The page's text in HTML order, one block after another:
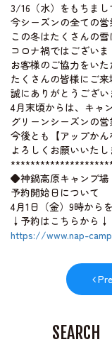
神鍋高原体育館
3/16（水）をもちまし
今シーズンの全ての営
この冬はたくさんの雪
コロナ禍ではござい
お客様のご協力をいた
たくさんの皆様にご来
誠にありがとうござい
4月末頃からは、キャ
グリーンシーズンの営
今後とも【アップかん
よろしくお願いいたし
◆神鍋高原キャンプ場
予約開始日について
4月1日（金）9時から
↓予約はこちらから↓
https://www.nap-
SEARCH